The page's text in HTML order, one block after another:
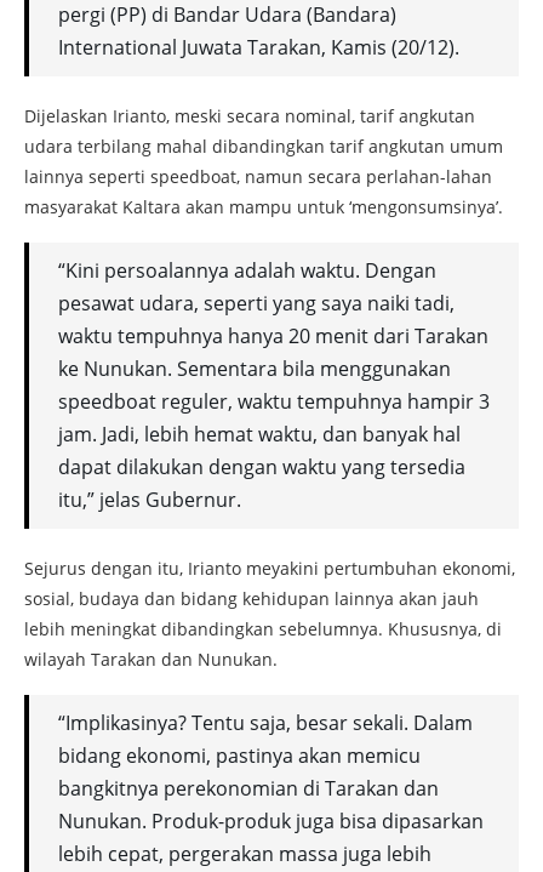
pergi (PP) di Bandar Udara (Bandara)
International Juwata Tarakan, Kamis (20/12).
Dijelaskan Irianto, meski secara nominal, tarif angkutan
udara terbilang mahal dibandingkan tarif angkutan umum
lainnya seperti speedboat, namun secara perlahan-lahan
masyarakat Kaltara akan mampu untuk ‘mengonsumsinya’.
“Kini persoalannya adalah waktu. Dengan
pesawat udara, seperti yang saya naiki tadi,
waktu tempuhnya hanya 20 menit dari Tarakan
ke Nunukan. Sementara bila menggunakan
speedboat reguler, waktu tempuhnya hampir 3
jam. Jadi, lebih hemat waktu, dan banyak hal
dapat dilakukan dengan waktu yang tersedia
itu,” jelas Gubernur.
Sejurus dengan itu, Irianto meyakini pertumbuhan ekonomi,
sosial, budaya dan bidang kehidupan lainnya akan jauh
lebih meningkat dibandingkan sebelumnya. Khususnya, di
wilayah Tarakan dan Nunukan.
“Implikasinya? Tentu saja, besar sekali. Dalam
bidang ekonomi, pastinya akan memicu
bangkitnya perekonomian di Tarakan dan
Nunukan. Produk-produk juga bisa dipasarkan
lebih cepat, pergerakan massa juga lebih